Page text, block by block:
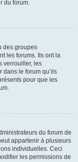
du forum.
des groupes
les forums. Ils ont la
verrouiller, les
dans le forum qu’ils
pour que les
du forum de
appartenir à plusieurs
individuelles. Ceci
les permissions de